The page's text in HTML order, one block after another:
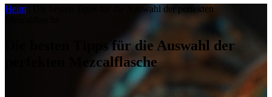
Heim
Die besten Tipps für die Auswahl der perfekten
Die besten Tipps für die Auswahl der
perfekten Mezcalflasche